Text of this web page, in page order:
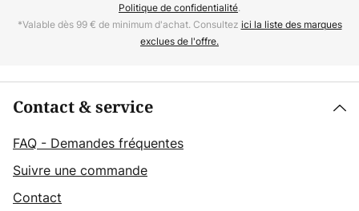
Politique de confidentialité.
*Valable dès 99 € de minimum d'achat. Consultez ici la liste des marques
exclues de l'offre.
Contact & service
FAQ - Demandes fréquentes
Suivre une commande
Contact